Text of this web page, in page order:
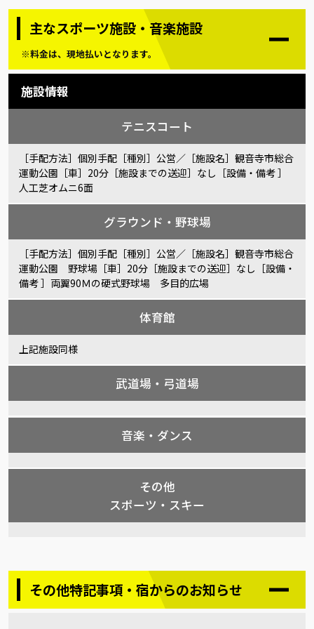
主なスポーツ施設・音楽施設
※料金は、現地払いとなります。
施設情報
テニスコート
［手配方法］個別手配［種別］公営／［施設名］観音寺市総合
運動公園［車］20分［施設までの送迎］なし［設備・備考 ］
人工芝オムニ6面
グラウンド・野球場
［手配方法］個別手配［種別］公営／［施設名］観音寺市総合
運動公園 野球場［車］20分［施設までの送迎］なし［設備・
備考 ］両翼90Ｍの硬式野球場 多目的広場
体育館
上記施設同様
武道場・弓道場
音楽・ダンス
その他
スポーツ・スキー
その他特記事項・宿からのお知らせ